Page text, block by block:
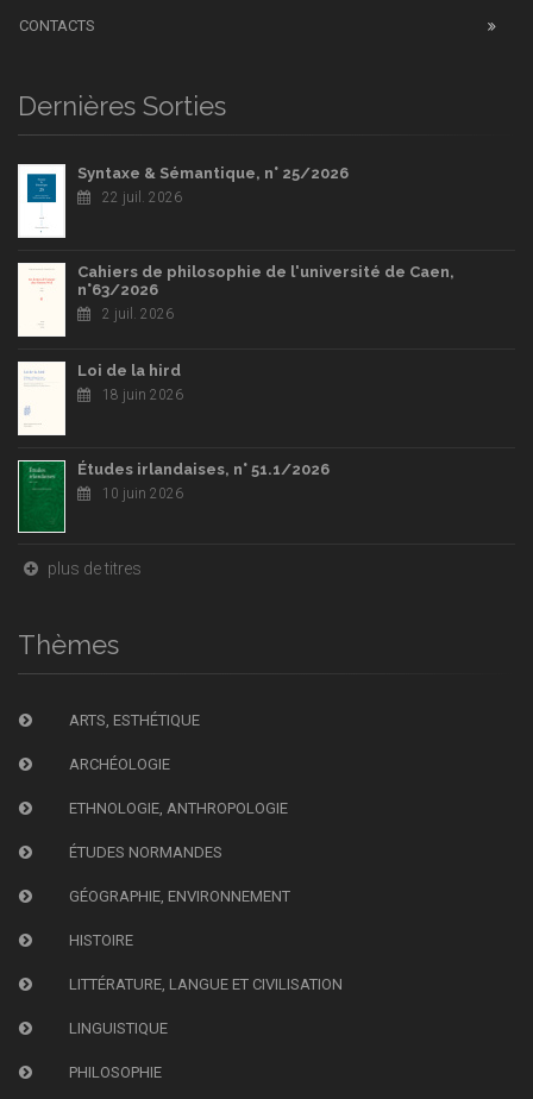
CONTACTS
Dernières Sorties
Syntaxe & Sémantique, n° 25/2026
22 juil. 2026
Cahiers de philosophie de l'université de Caen,
n°63/2026
2 juil. 2026
Loi de la hird
18 juin 2026
Études irlandaises, n° 51.1/2026
10 juin 2026
plus de titres
Thèmes
ARTS, ESTHÉTIQUE
ARCHÉOLOGIE
ETHNOLOGIE, ANTHROPOLOGIE
ÉTUDES NORMANDES
GÉOGRAPHIE, ENVIRONNEMENT
HISTOIRE
LITTÉRATURE, LANGUE ET CIVILISATION
LINGUISTIQUE
PHILOSOPHIE